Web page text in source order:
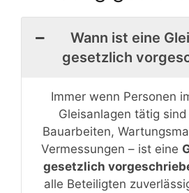
Wann ist eine
gesetzlich
Immer wenn Personen
Gleisanlagen tätig
Bauarbeiten,
Vermessungen – ist eine
gesetzlich
alle Beteiligten